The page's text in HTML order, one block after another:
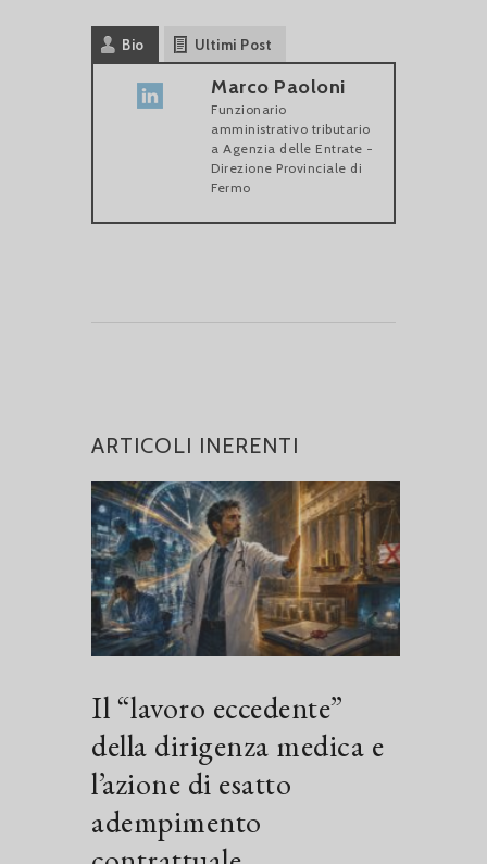
Bio Ultimi Post
Marco Paoloni
Funzionario
amministrativo tributario
a Agenzia delle Entrate -
Direzione Provinciale di
Fermo
ARTICOLI INERENTI
Il “lavoro eccedente”
della dirigenza medica e
l’azione di esatto
adempimento